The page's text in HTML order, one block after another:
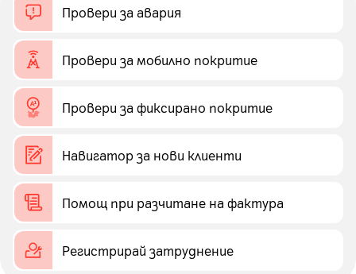
Провери за авария
Провери за мобилно покритие
Провери за фиксирано покритие
Навигатор за нови клиенти
Помощ при разчитане на фактура
Регистрирай затруднение